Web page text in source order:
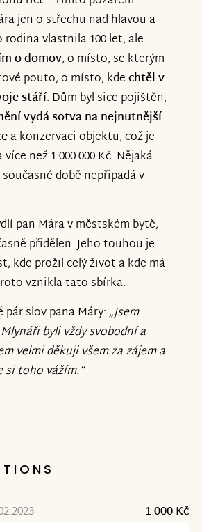
jen o střechu nad hlavou a
vlastnila 100 let, ale
o domov, o místo, se kterým
pouto, o místo, kdechtěl v
stáří. Dům byl sice pojištěn,
vydá sotva na nejnutnější
a konzervaci objektu, což je
než 1 000 000 Kč. Nějaká
době nepřipadá v
pan Mára v městském bytě,
přidělen. Jeho touhou je
kde prožil celý život a kde má
vznikla tato sbírka.
pár slov pana Máry:„Jsem
byli vždy svobodní a
velmi děkuji všem za zájem a
si toho vážím.“
1 000 Kč